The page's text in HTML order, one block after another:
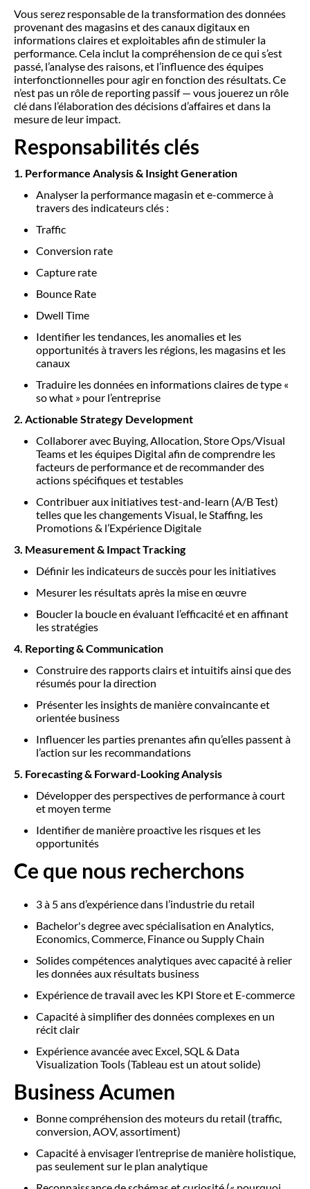
Vous serez responsable de la transformation des données
provenant des magasins et des canaux digitaux en
informations claires et exploitables afin de stimuler la
performance. Cela inclut la compréhension de ce qui s’est
passé, l’analyse des raisons, et l’influence des équipes
interfonctionnelles pour agir en fonction des résultats. Ce
n’est pas un rôle de reporting passif — vous jouerez un rôle
clé dans l’élaboration des décisions d’affaires et dans la
mesure de leur impact.
Responsabilités clés
1. Performance Analysis & Insight Generation
Analyser la performance magasin et e-commerce à
travers des indicateurs clés :
Traffic
Conversion rate
Capture rate
Bounce Rate
Dwell Time
Identifier les tendances, les anomalies et les
opportunités à travers les régions, les magasins et les
canaux
Traduire les données en informations claires de type «
so what » pour l’entreprise
2. Actionable Strategy Development
Collaborer avec Buying, Allocation, Store Ops/Visual
Teams et les équipes Digital afin de comprendre les
facteurs de performance et de recommander des
actions spécifiques et testables
Contribuer aux initiatives test-and-learn (A/B Test)
telles que les changements Visual, le Staffing, les
Promotions & l’Expérience Digitale
3. Measurement & Impact Tracking
Définir les indicateurs de succès pour les initiatives
Mesurer les résultats après la mise en œuvre
Boucler la boucle en évaluant l’efficacité et en affinant
les stratégies
4. Reporting & Communication
Construire des rapports clairs et intuitifs ainsi que des
résumés pour la direction
Présenter les insights de manière convaincante et
orientée business
Influencer les parties prenantes afin qu’elles passent à
l’action sur les recommandations
5. Forecasting & Forward-Looking Analysis
Développer des perspectives de performance à court
et moyen terme
Identifier de manière proactive les risques et les
opportunités
Ce que nous recherchons
3 à 5 ans d’expérience dans l’industrie du retail
Bachelor's degree avec spécialisation en Analytics,
Economics, Commerce, Finance ou Supply Chain
Solides compétences analytiques avec capacité à relier
les données aux résultats business
Expérience de travail avec les KPI Store et E-commerce
Capacité à simplifier des données complexes en un
récit clair
Expérience avancée avec Excel, SQL & Data
Visualization Tools (Tableau est un atout solide)
Business Acumen
Bonne compréhension des moteurs du retail (traffic,
conversion, AOV, assortiment)
Capacité à envisager l’entreprise de manière holistique,
pas seulement sur le plan analytique